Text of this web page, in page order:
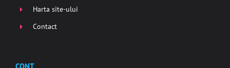
Harta site-ului
Contact